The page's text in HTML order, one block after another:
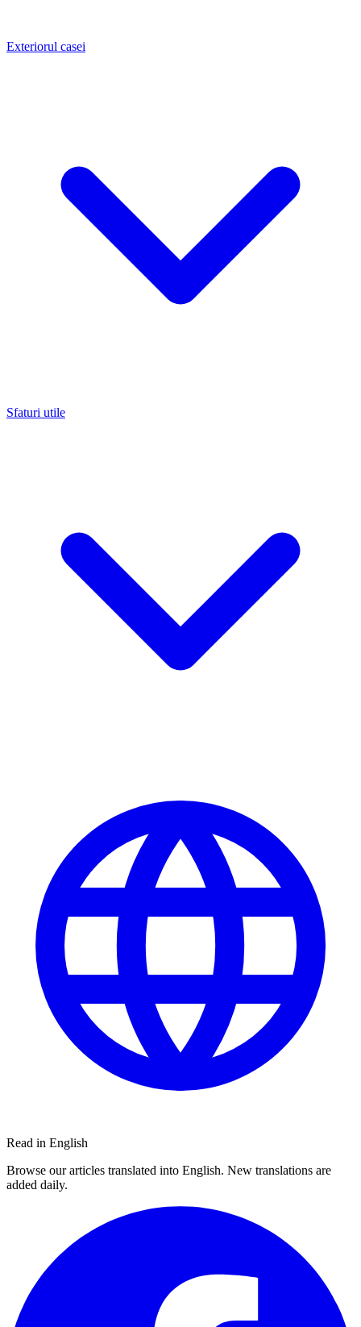
Exteriorul casei
Sfaturi utile
Read in English
Browse our articles translated into English. New translations are
added daily.